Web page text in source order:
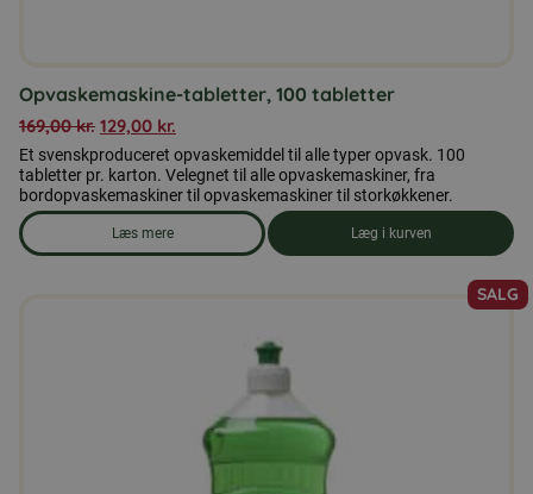
Opvaskemaskine-tabletter, 100 tabletter
169,00kr. 129,00 kr.
Et svenskproduceret opvaskemiddel til alle typer opvask. 100
tabletter pr. karton. Velegnet til alle opvaskemaskiner, fra
bordopvaskemaskiner til opvaskemaskiner til storkøkkener.
Læs mere
om produkten Opvaskemaskine-tabletter, 100 tabletter
Læg i kurven
SALG